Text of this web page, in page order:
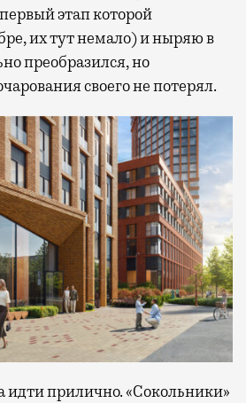
этап которой
их тут немало) и ныряю в
преобразился, но
своего не потерял.
идти прилично. «Сокольники»